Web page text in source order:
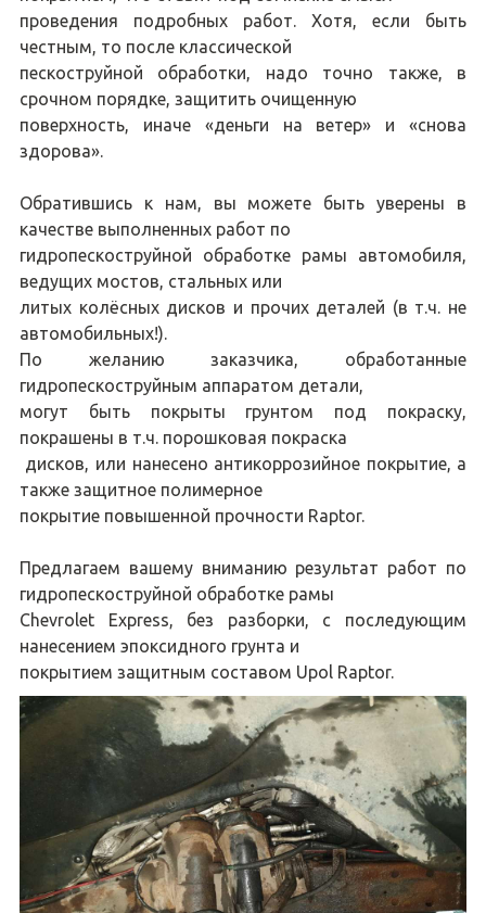
проведения подробных работ. Хотя, если быть
честным, то после классической
пескоструйной обработки, надо точно также, в
срочном порядке, защитить очищенную
поверхность, иначе «деньги на ветер» и «снова
здорова».
Обратившись к нам, вы можете быть уверены в
качестве выполненных работ по
гидропескоструйной обработке рамы автомобиля,
ведущих мостов, стальных или
литых колёсных дисков и прочих деталей (в т.ч. не
автомобильных!).
По желанию заказчика, обработанные
гидропескоструйным аппаратом детали,
могут быть покрыты грунтом под покраску,
покрашены в т.ч. порошковая покраска
дисков, или нанесено антикоррозийное покрытие, а
также защитное полимерное
покрытие повышенной прочности Raptor.
Предлагаем вашему вниманию результат работ по
гидропескоструйной обработке рамы
Chevrolet Express, без разборки, с последующим
нанесением эпоксидного грунта и
покрытием защитным составом Upol Raptor.